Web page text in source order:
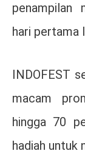
penampilan
hari pertama
INDOFEST
macam
hingga 70
hadiah untuk